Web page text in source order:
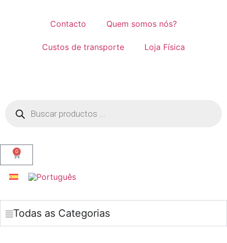
Contacto Quem somos nós?
Custos de transporte Loja Física
0
Todas as Categorias